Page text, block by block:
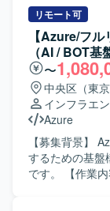
の協業を通じ
ております。 【作業内容】 ・スマートフォン向けゲームお
よびWebサー
用を行います。
横断して、イン
きます。 ・新
にとって最適な
ーマンス向上や
決に取り組んでいただきま
ラアーキテクチ
で、主体的に
リモート可
【Azure/フ
（AI / BOT基
〜
中央区（東京
インフラエ
Azure
【募集背景】
するための基盤
です。 【作業内容】 Azure環境下におけるAIおよびBOTの